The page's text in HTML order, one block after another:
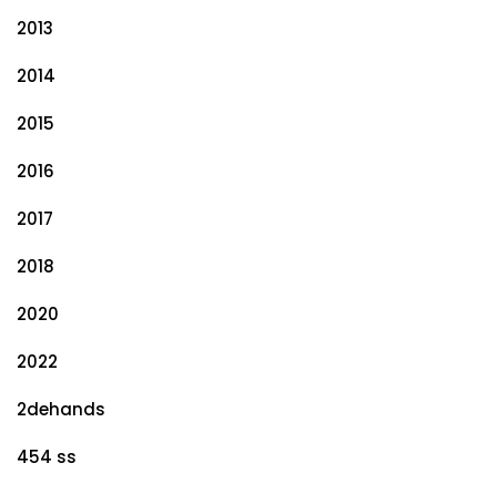
2013
2014
2015
2016
2017
2018
2020
2022
2dehands
454 ss